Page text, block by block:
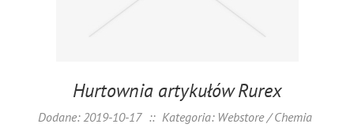
Hurtownia artykułów Rurex
Dodane: 2019-10-17 :: Kategoria: Webstore / Chemia